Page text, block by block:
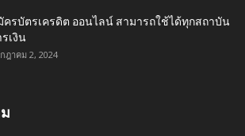
ครบัตรเครดิต ออนไลน์ สามารถใช้ได้ทุกสถาบัน
รเงิน
ฎาคม 2, 2024